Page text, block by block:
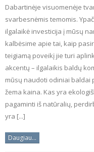
Dabartinėje visuomenėje
svarbesnėmis temomis.
ilgalaikė investicija į mūsų
kalbėsime apie tai, kaip
teigiamą poveikį jie turi
akcentų – ilgalaikis baldų
mūsų naudoti odiniai baldai
žema kaina. Kas yra
pagaminti iš natūralių,
yra [...]
Daugiau...